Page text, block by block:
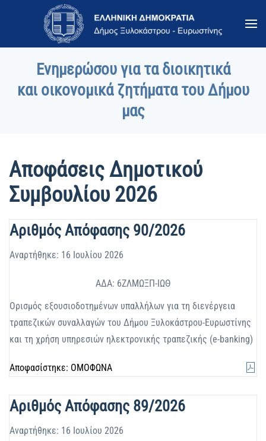
Skip to main content
Ενημερώσου για τα διοικητικά
και οικονομικά ζητήματα του Δήμου
μας
Αποφάσεις Δημοτικού
Συμβουλίου 2026
Αριθμός Απόφασης 90/2026
Αναρτήθηκε: 16 Ιουλίου 2026
ΑΔΑ: 6ΖΛΜΩΞΠ-ΙΩΘ
Ορισμός εξουσιοδοτημένων υπαλλήλων για τη διενέργεια
τραπεζικών συναλλαγών του Δήμου Ξυλοκάστρου-Ευρωστίνης
και τη χρήση υπηρεσιών ηλεκτρονικής τραπεζικής (e-banking)
Αποφασίστηκε: ΟΜΟΦΩΝΑ
Αριθμός Απόφασης 89/2026
Αναρτήθηκε: 16 Ιουλίου 2026